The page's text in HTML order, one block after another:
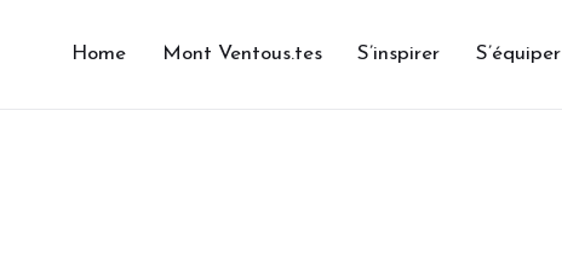
Home Mont Ventous.tes S’inspirer S’équiper